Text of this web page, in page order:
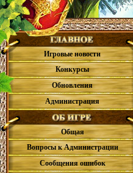
Игровые новости
Конкурсы
Обновления
Администрация
Общая
Вопросы к Администрации
Сообщения ошибок